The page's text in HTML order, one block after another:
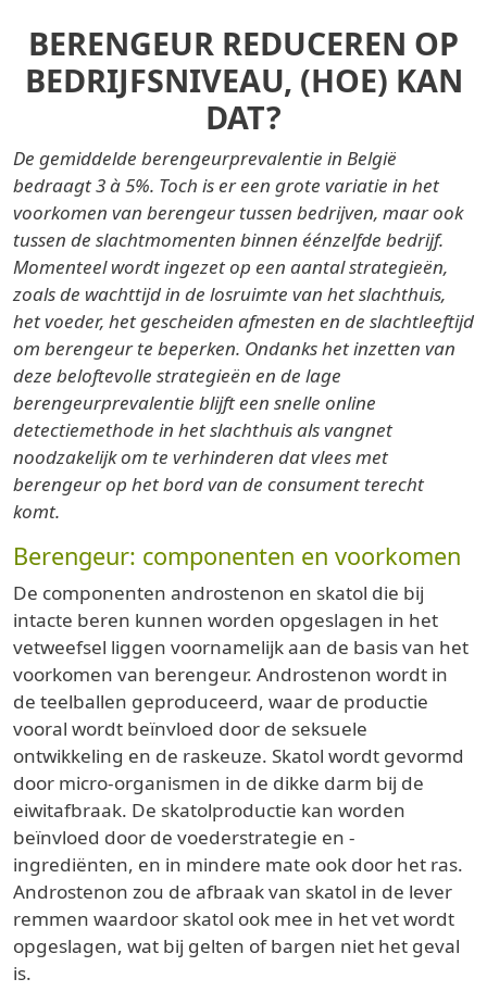
BERENGEUR REDUCEREN OP
BEDRIJFSNIVEAU, (HOE) KAN
DAT?
De gemiddelde berengeurprevalentie in België
bedraagt 3 à 5%. Toch is er een grote variatie in het
voorkomen van berengeur tussen bedrijven, maar ook
tussen de slachtmomenten binnen éénzelfde bedrijf.
Momenteel wordt ingezet op een aantal strategieën,
zoals de wachttijd in de losruimte van het slachthuis,
het voeder, het gescheiden afmesten en de slachtleeftijd
om berengeur te beperken. Ondanks het inzetten van
deze beloftevolle strategieën en de lage
berengeurprevalentie blijft een snelle online
detectiemethode in het slachthuis als vangnet
noodzakelijk om te verhinderen dat vlees met
berengeur op het bord van de consument terecht
komt.
Berengeur: componenten en voorkomen
De componenten androstenon en skatol die bij
intacte beren kunnen worden opgeslagen in het
vetweefsel liggen voornamelijk aan de basis van het
voorkomen van berengeur. Androstenon wordt in
de teelballen geproduceerd, waar de productie
vooral wordt beïnvloed door de seksuele
ontwikkeling en de raskeuze. Skatol wordt gevormd
door micro-organismen in de dikke darm bij de
eiwitafbraak. De skatolproductie kan worden
beïnvloed door de voederstrategie en -
ingrediënten, en in mindere mate ook door het ras.
Androstenon zou de afbraak van skatol in de lever
remmen waardoor skatol ook mee in het vet wordt
opgeslagen, wat bij gelten of bargen niet het geval
is.